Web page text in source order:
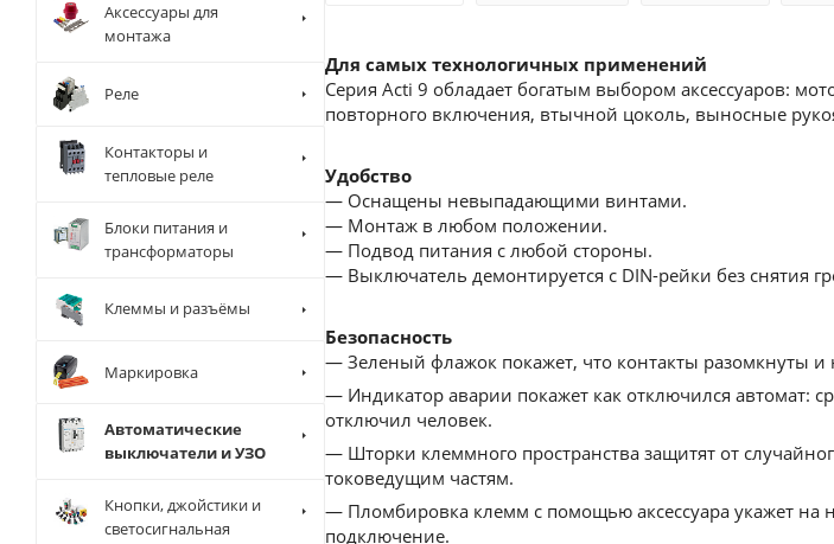
Для самых технологичных применений
Серия Acti 9 обладает богатым выбором аксессуаров:
повторного включения, втычной цоколь, выносные
Удобство
— Оснащены невыпадающими винтами.
— Монтаж в любом положении.
— Подвод питания с любой стороны.
— Выключатель демонтируется с DIN-рейки без снятия
Безопасность
— Зеленый флажок покажет, что контакты разомкнуты и
— Индикатор аварии покажет как отключился автомат:
отключил человек.
— Шторки клеммного пространства защитят от
токоведущим частям.
— Пломбировка клемм с помощью аксессуара укажет на
подключение.
Аксессуары для
монтажа
Реле
Контакторы и
тепловые реле
Блоки питания и
трансформаторы
Клеммы и разъёмы
Маркировка
Автоматические
выключатели и УЗО
Кнопки, джойстики и
светосигнальная